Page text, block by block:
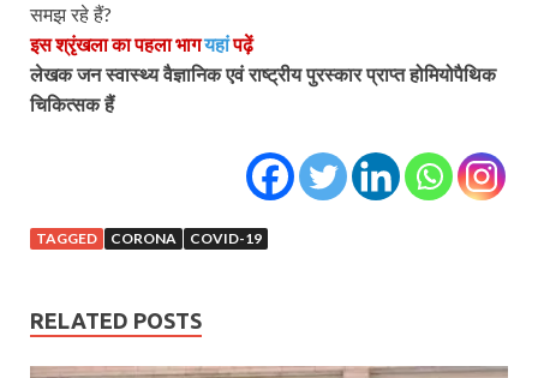
समझ रहे हैं?
इस श्रृंखला का पहला भागयहांपढ़ें
लेखक जन स्वास्थ्य वैज्ञानिक एवं राष्ट्रीय पुरस्कार प्राप्त होमियोपैथिक
चिकित्सक हैं
TAGGED CORONA COVID-19
RELATED POSTS